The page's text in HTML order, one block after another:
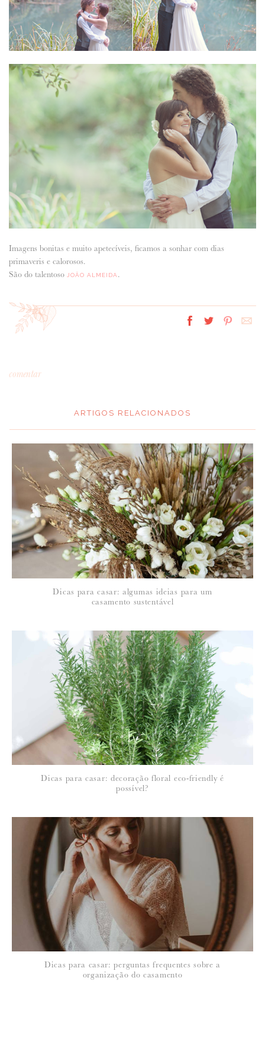
Imagens bonitas e muito apetecíveis, ficamos a sonhar com dias
primaveris e calorosos.
São do talentoso
JOÃO ALMEIDA .
comentar
NOME*:
Para saber como tratamos e protegemos os seus dados, leia a nossa
política de privacidade
2 de Abril de 2014
PEDRO BENTO
Belas imagens João…os meus Parabéns!
ARTIGOS RELACIONADOS
Dicas para casar: algumas ideias para um
casamento sustentável
Dicas para casar: decoração floral eco-friendly é
possível?
Dicas para casar: perguntas frequentes sobre a
organização do casamento